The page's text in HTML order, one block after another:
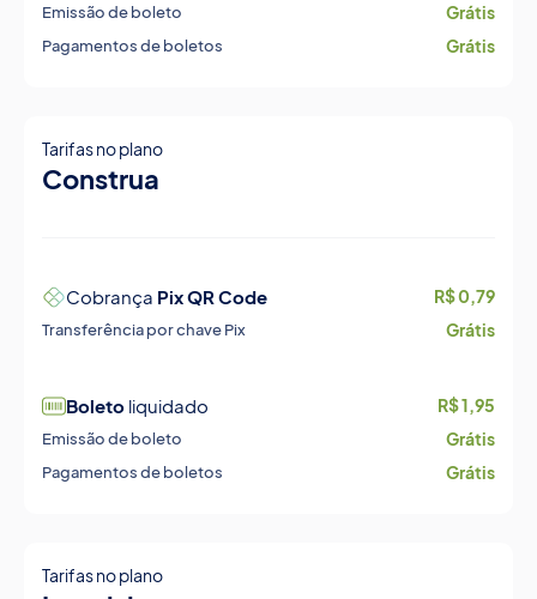
Emissão de boleto Grátis
Pagamentos de boletos Grátis
Tarifas no plano
Construa
Cobrança Pix QR Code R$ 0,79
Transferência por chave Pix Grátis
Boleto liquidado R$ 1,95
Emissão de boleto Grátis
Pagamentos de boletos Grátis
Tarifas no plano